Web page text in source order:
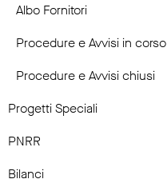
Albo Fornitori
Procedure e Avvisi in corso
Procedure e Avvisi chiusi
Progetti Speciali
PNRR
Bilanci